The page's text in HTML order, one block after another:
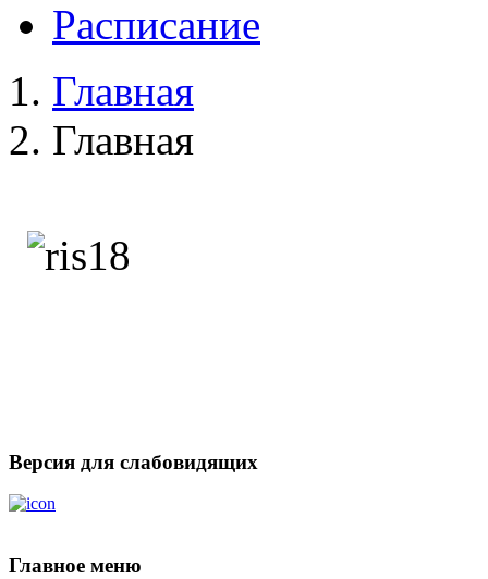
Расписание
Главная
Главная
Версия для слабовидящих
Главное меню